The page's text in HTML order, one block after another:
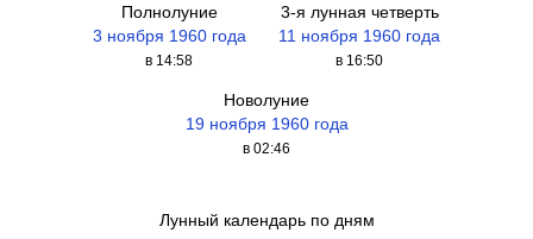
Полнолуние
3 ноября 1960 года
в 14:58
3-я лунная четверть
11 ноября 1960 года
в 16:50
Новолуние
19 ноября 1960 года
в 02:46
Лунный календарь по дням